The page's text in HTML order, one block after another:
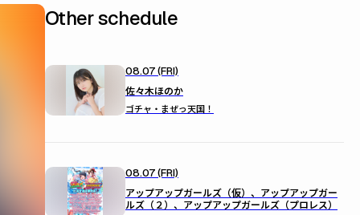
Other schedule
08.07 (FRI)
佐々木ほのか
ゴチャ・まぜっ天国！
08.07 (FRI)
アップアップガールズ（仮）、アップアップガー
ルズ（２）、アップアップガールズ（プロレス）